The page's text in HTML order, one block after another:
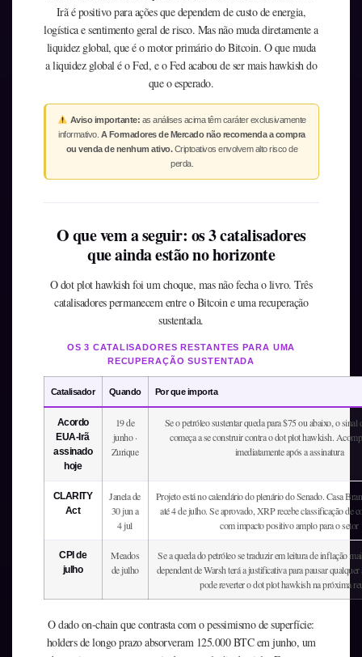
Irã é positivo para ações que dependem de custo de energia,
logística e sentimento geral de risco. Mas não muda diretamente a
liquidez global, que é o motor primário do Bitcoin. O que muda
a liquidez global é o Fed, e o Fed acabou de ser mais hawkish do
que o esperado.
Aviso importante: as análises acima têm caráter exclusivamente
informativo. A Formadores de Mercado não recomenda a compra
ou venda de nenhum ativo.Criptoativos envolvem alto risco de
perda.
O que vem a seguir: os 3 catalisadores
que ainda estão no horizonte
O dot plot hawkish foi um choque, mas não fecha o livro. Três
catalisadores permanecem entre o Bitcoin e uma recuperação
sustentada.
OS 3 CATALISADORES RESTANTES PARA UMA
RECUPERAÇÃO SUSTENTADA
Catalisador Quando Por que importa
Acordo
EUA-Irã
assinado
hoje
19 de
junho ·
Zurique
Se o petróleo sustentar queda para $75 ou abaixo, o
começa a se construir contra o dot plot hawkish.
imediatamente após a assinatura
CLARITY
Act
Janela de
30 jun a
4 jul
Projeto está no calendário do plenário do Senado. Casa
até 4 de julho. Se aprovado, XRP recebe classificação de
com impacto positivo amplo para o setor
CPI de
julho
Meados
de julho
Se a queda do petróleo se traduzir em leitura de inflação
dependent de Warsh terá a justificativa para pausar
pode reverter o dot plot hawkish na próxima
O dado on-chain que contrasta com o pessimismo de superfície:
holders de longo prazo absorveram 125.000 BTC em junho, um